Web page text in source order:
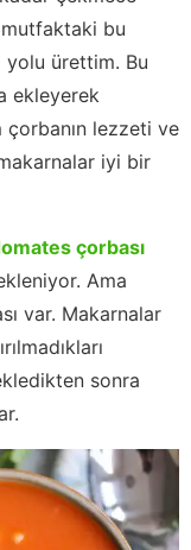
bu
ürettim. Bu
ekleyerek
lezzeti ve
iyi bir
çorbası
Ama
var. Makarnalar
sonra